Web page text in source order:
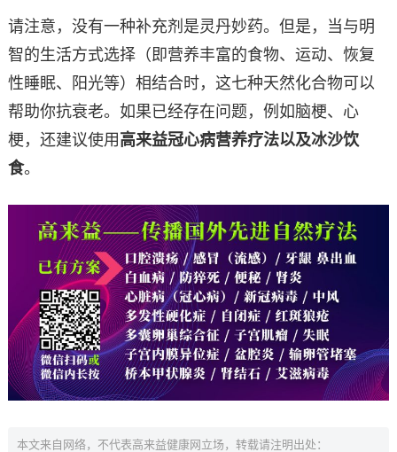
请注意，没有一种补充剂是灵丹妙药。但是，当与明
智的生活方式选择（即营养丰富的食物、运动、恢复
性睡眠、阳光等）相结合时，这七种天然化合物可以
帮助你抗衰老。如果已经存在问题，例如脑梗、心
梗，还建议使用 高来益冠心病营养疗法以及冰沙饮
食。
本文来自网络，不代表高来益健康网立场，转载请注明出处：